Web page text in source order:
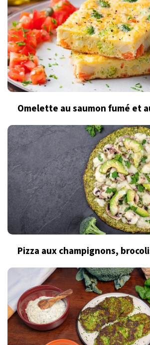
Omelette au saumon fumé et
Pizza aux champignons,